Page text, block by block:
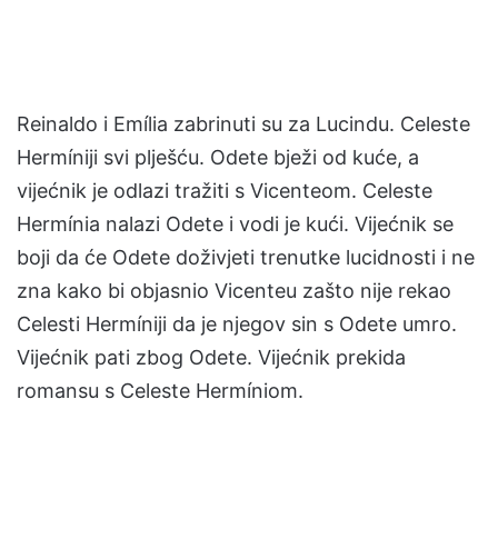
Reinaldo i Emília zabrinuti su za Lucindu. Celeste
Hermíniji svi plješću. Odete bježi od kuće, a
vijećnik je odlazi tražiti s Vicenteom. Celeste
Hermínia nalazi Odete i vodi je kući. Vijećnik se
boji da će Odete doživjeti trenutke lucidnosti i ne
zna kako bi objasnio Vicenteu zašto nije rekao
Celesti Hermíniji da je njegov sin s Odete umro.
Vijećnik pati zbog Odete. Vijećnik prekida
romansu s Celeste Hermíniom.